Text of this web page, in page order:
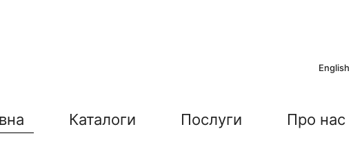
English
Каталоги Послуги Про нас